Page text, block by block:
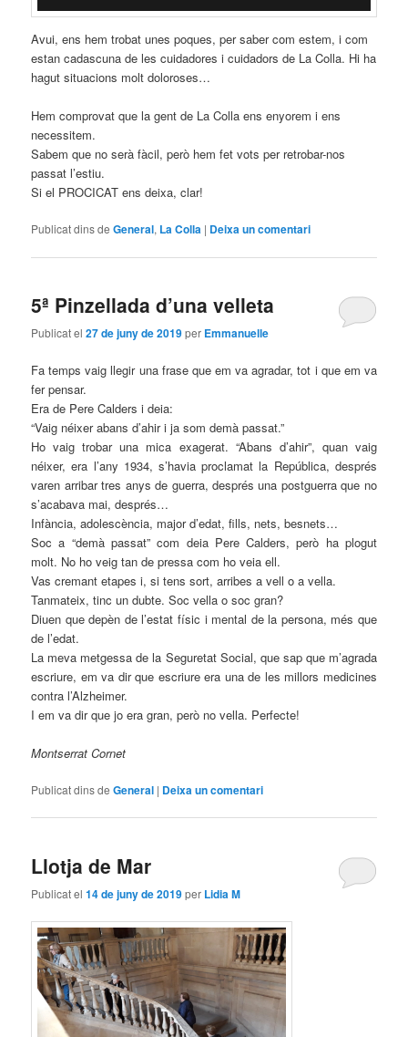
Avui, ens hem trobat unes poques, per saber com estem, i com
estan cadascuna de les cuidadores i cuidadors de La Colla. Hi ha
hagut situacions molt doloroses…
Hem comprovat que la gent de La Colla ens enyorem i ens
necessitem.
Sabem que no serà fàcil, però hem fet vots per retrobar-nos
passat l’estiu.
Si el PROCICAT ens deixa, clar!
Publicat dins de General, La Colla | Deixa un comentari
5ª Pinzellada d’una velleta
Publicat el27 de juny de 2019per Emmanuelle
Fa temps vaig llegir una frase que em va agradar, tot i que em va
fer pensar.
Era de Pere Calders i deia:
“Vaig néixer abans d’ahir i ja som demà passat.”
Ho vaig trobar una mica exagerat. “Abans d’ahir”, quan vaig
néixer, era l’any 1934, s’havia proclamat la República, després
varen arribar tres anys de guerra, després una postguerra que no
s’acabava mai, després…
Infància, adolescència, major d’edat, fills, nets, besnets…
Soc a “demà passat” com deia Pere Calders, però ha plogut
molt. No ho veig tan de pressa com ho veia ell.
Vas cremant etapes i, si tens sort, arribes a vell o a vella.
Tanmateix, tinc un dubte. Soc vella o soc gran?
Diuen que depèn de l’estat físic i mental de la persona, més que
de l’edat.
La meva metgessa de la Seguretat Social, que sap que m’agrada
escriure, em va dir que escriure era una de les millors medicines
contra l’Alzheimer.
I em va dir que jo era gran, però no vella. Perfecte!
Montserrat Cornet
Publicat dins de General | Deixa un comentari
Llotja de Mar
Publicat el14 de juny de 2019per Lidia M